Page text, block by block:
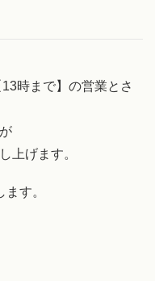
時まで】の営業とさ
上げます。
す。